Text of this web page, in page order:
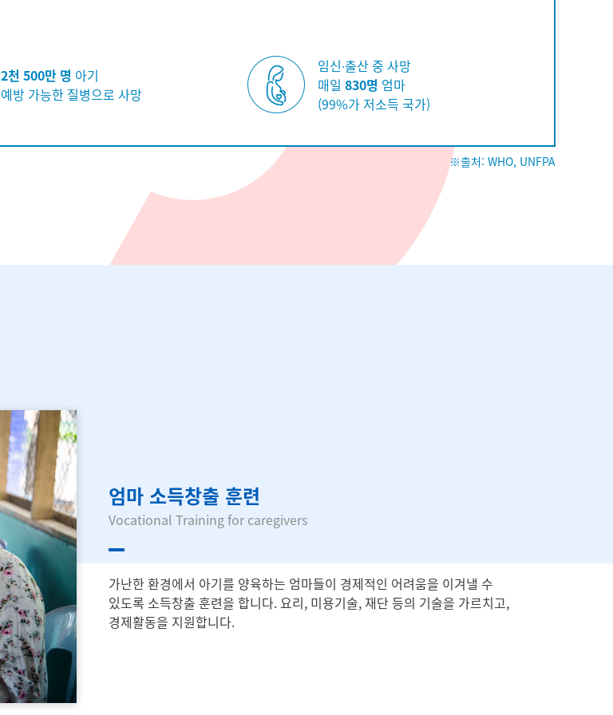
2천 500만 명 아기
예방 가능한 질병으로 사망
임신∙출산 중 사망
매일 830명 엄마
(99%가 저소득 국가)
※출처: WHO, UNFPA
엄마 소득창출 훈련
Vocational Training for caregivers
가난한 환경에서 아기를 양육하는 엄마들이 경제적인 어려움을 이겨낼 수
있도록 소득창출 훈련을 합니다. 요리, 미용기술, 재단 등의 기술을 가르치고,
경제활동을 지원합니다.